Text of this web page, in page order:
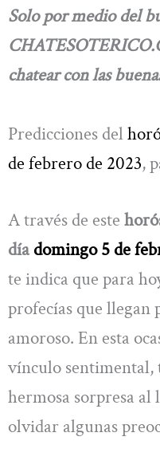
Solo por medio del
chatear con las
Predicciones del
de febrero de 2023,
A través de este
díadomingo 5 de
te indica que para
profecías que
amoroso. En esta
vínculo sentimental,
hermosa sorpresa al
olvidar algunas